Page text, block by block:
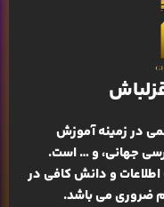
در زمینهآموزش
جهانی، و … است.
اطلاعات و دانش کافی در
ضروری می باشد.